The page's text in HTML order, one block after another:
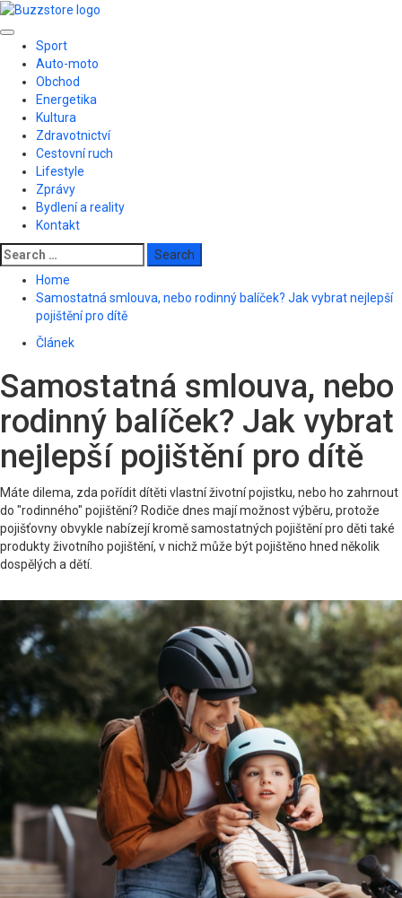
Skip
content
Primary
Menu
Sport
Auto-moto
Obchod
Energetika
Kultura
Zdravotnictví
Cestovní ruch
Lifestyle
Zprávy
Bydlení a reality
Kontakt
Search
for:
Home
Samostatná smlouva, nebo rodinný balíček? Jak vybrat nejlepší
pojištění pro dítě
Článek
Samostatná smlouva, nebo
rodinný balíček? Jak vybrat
nejlepší pojištění pro dítě
Máte dilema, zda pořídit dítěti vlastní životní pojistku, nebo ho zahrnout
do "rodinného" pojištění? Rodiče dnes mají možnost výběru, protože
pojišťovny obvykle nabízejí kromě samostatných pojištění pro děti také
produkty životního pojištění, v nichž může být pojištěno hned několik
dospělých a dětí.